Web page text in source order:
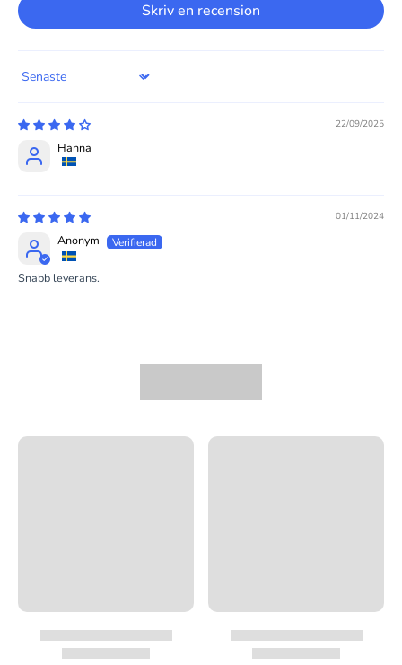
Skriv en recension
Sort by
22/09/2025
Hanna
01/11/2024
Anonym
Snabb leverans.